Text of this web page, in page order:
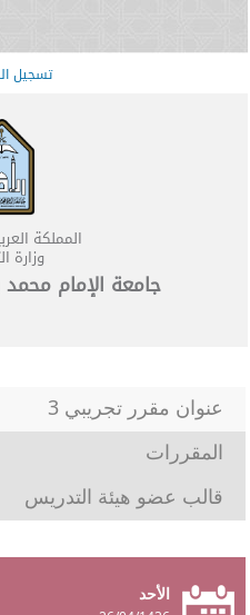
تسجيل
المملكة
وزارة
جامعة الإمام
قالب عضو هيئة التدريس
المقررات
عنوان مقرر تجريبي 3
الأحد